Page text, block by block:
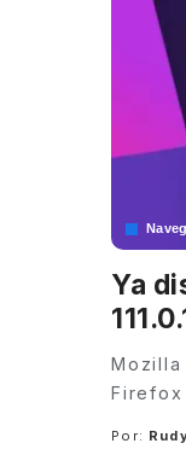
Ya
Firefox
Posted
Por: